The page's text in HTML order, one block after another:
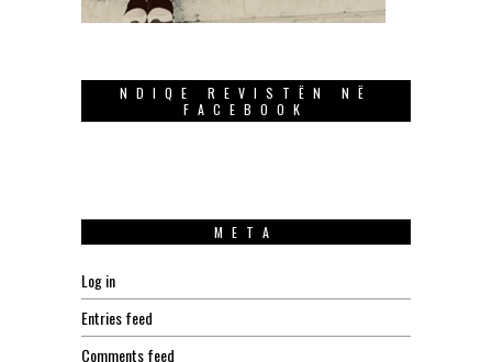
NDIQE REVISTËN NË
FACEBOOK
META
Log in
Entries feed
Comments feed